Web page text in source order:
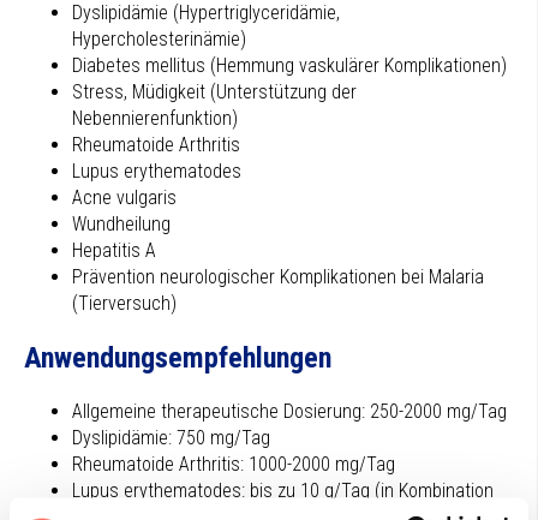
Dyslipidämie (Hypertriglyceridämie,
Hypercholesterinämie)
Diabetes mellitus (Hemmung vaskulärer Komplikationen)
Stress, Müdigkeit (Unterstützung der
Nebennierenfunktion)
Rheumatoide Arthritis
Lupus erythematodes
Acne vulgaris
Wundheilung
Hepatitis A
Prävention neurologischer Komplikationen bei Malaria
(Tierversuch)
Anwendungsempfehlungen
Allgemeine therapeutische Dosierung: 250-2000 mg/Tag
Dyslipidämie: 750 mg/Tag
Rheumatoide Arthritis: 1000-2000 mg/Tag
Lupus erythematodes: bis zu 10 g/Tag (in Kombination